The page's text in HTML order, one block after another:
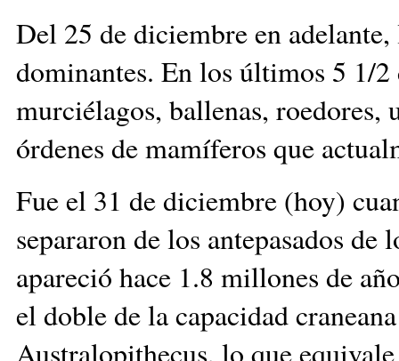
Del 25 de diciembre en
dominantes. En los últimos 5 1/
murciélagos, ballenas,
órdenes de mamíferos que
Fue el 31 de diciembre (hoy)
separaron de los antepasados
apareció hace 1.8 millones de
el doble de la capacidad
Australopithecus, lo que